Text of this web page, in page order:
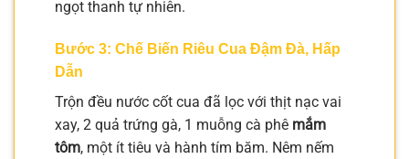
ngọt thanh tự nhiên.
Bước 3: Chế Biến Riêu Cua Đậm Đà, Hấp
Dẫn
Trộn đều nước cốt cua đã lọc với thịt nạc vai
xay, 2 quả trứng gà, 1 muỗng cà phê mắm
tôm, một ít tiêu và hành tím băm. Nêm nếm